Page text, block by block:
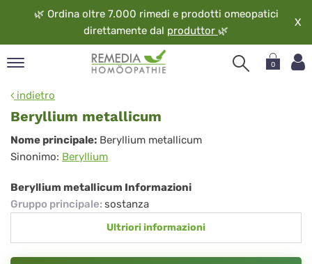
🌿 Ordina oltre 7.000 rimedi e prodotti omeopatici
direttamente dal produttor 🌿
X
0
indietro
Beryllium metallicum
Beryllium
metallicum
Nome principale: Beryllium metallicum
Sinonimo: Beryllium
Beryllium metallicum Informazioni
Gruppo principale: sostanza
Ultriori informazioni